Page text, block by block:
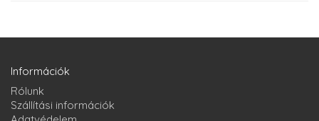
Információk
Rólunk
Szállítási információk